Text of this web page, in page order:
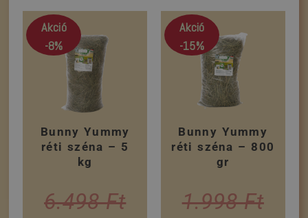
Akció
-8%
Bunny Yummy
réti széna – 5
kg
6.498Ft
Akció
-15%
Bunny Yummy
réti széna – 800
gr
1.998Ft